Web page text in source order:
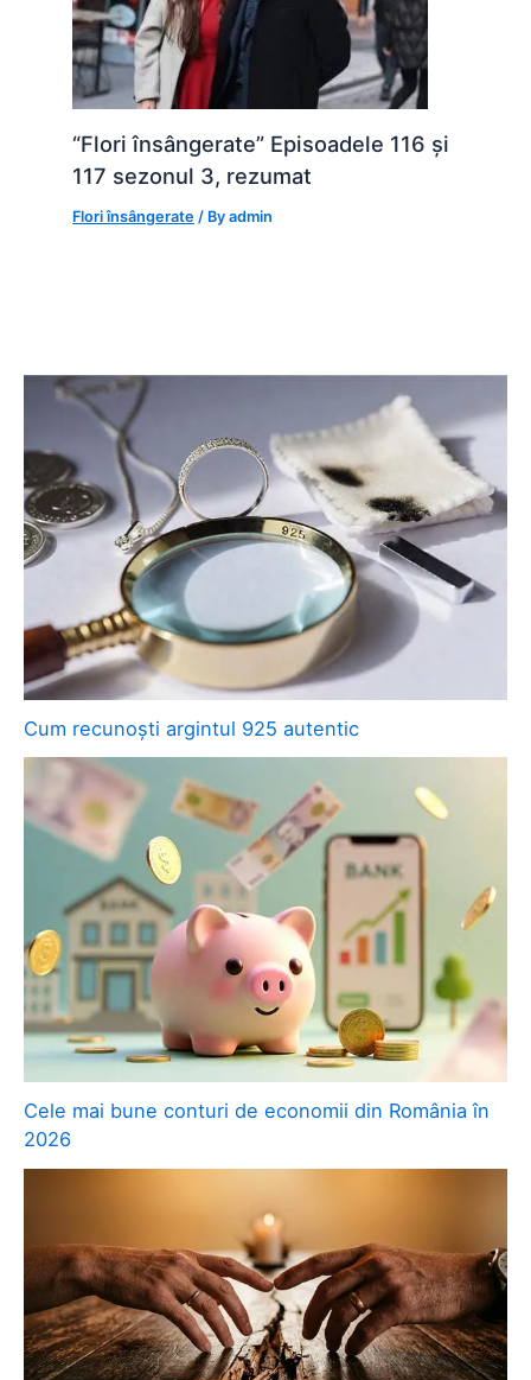
“Flori însângerate” Episoadele 116 și
117 sezonul 3, rezumat
Flori însângerate / Byadmin
Cum recunoști argintul 925 autentic
Cele mai bune conturi de economii din România în
2026